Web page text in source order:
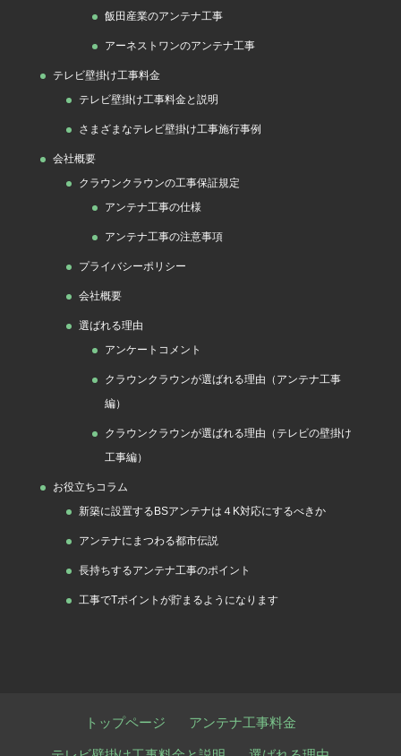
飯田産業のアンテナ工事
アーネストワンのアンテナ工事
テレビ壁掛け工事料金
テレビ壁掛け工事料金と説明
さまざまなテレビ壁掛け工事施行事例
会社概要
クラウンクラウンの工事保証規定
アンテナ工事の仕様
アンテナ工事の注意事項
プライバシーポリシー
会社概要
選ばれる理由
アンケートコメント
クラウンクラウンが選ばれる理由（アンテナ工事
編）
クラウンクラウンが選ばれる理由（テレビの壁掛け
工事編）
お役立ちコラム
新築に設置するBSアンテナは４K対応にするべきか
アンテナにまつわる都市伝説
長持ちするアンテナ工事のポイント
工事でTポイントが貯まるようになります
トップページ アンテナ工事料金